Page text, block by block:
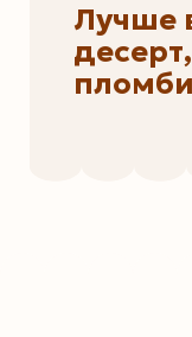
Лучше